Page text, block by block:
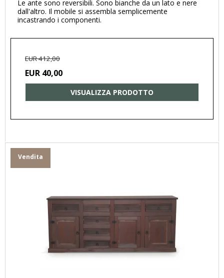
Le ante sono reversibili. Sono bianche da un lato e nere
dall'altro. Il mobile si assembla semplicemente
incastrando i componenti.
EUR 412,00
EUR 40,00
VISUALIZZA PRODOTTO
Vendita